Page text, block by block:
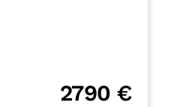
2790 €